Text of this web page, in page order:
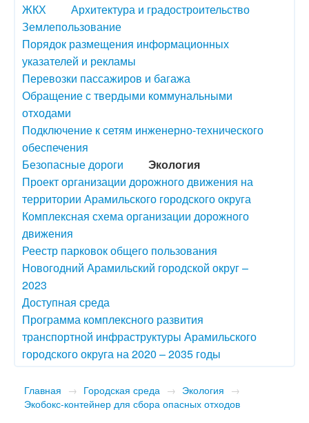
ЖКХ
Архитектура и градостроительство
Землепользование
Порядок размещения информационных
указателей и рекламы
Перевозки пассажиров и багажа
Обращение с твердыми коммунальными
отходами
Подключение к сетям инженерно-технического
обеспечения
Безопасные дороги
Экология
Проект организации дорожного движения на
территории Арамильского городского округа
Комплексная схема организации дорожного
движения
Реестр парковок общего пользования
Новогодний Арамильский городской округ –
2023
Доступная среда
Программа комплексного развития
транспортной инфраструктуры Арамильского
городского округа на 2020 – 2035 годы
Главная → Городская среда → Экология →
​Экобокс-контейнер для сбора опасных отходов